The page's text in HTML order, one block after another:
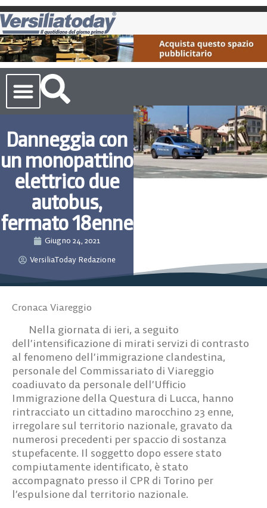
Danneggia con
un monopattino
elettrico due
autobus,
fermato 18enne
Giugno 24, 2021
VersiliaToday Redazione
Cronaca Viareggio
Nella giornata di ieri, a seguito
dell’intensificazione di mirati servizi di contrasto
al fenomeno dell’immigrazione clandestina,
personale del Commissariato di Viareggio
coadiuvato da personale dell’Ufficio
Immigrazione della Questura di Lucca, hanno
rintracciato un cittadino marocchino 23 enne,
irregolare sul territorio nazionale, gravato da
numerosi precedenti per spaccio di sostanza
stupefacente. Il soggetto dopo essere stato
compiutamente identificato, è stato
accompagnato presso il CPR di Torino per
l’espulsione dal territorio nazionale.